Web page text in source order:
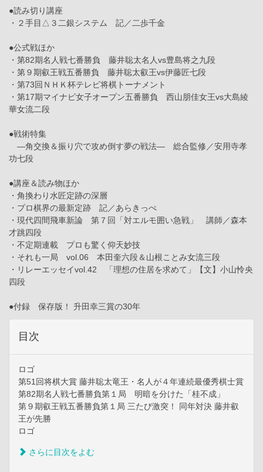
●読み切り講座
・２手目△３二銀システム 記／二歩千金
●公式戦ほか
・第82期名人戦七番勝負 藤井聡太名人vs豊島将之九段
・第９期叡王戦五番勝負 藤井聡太叡王vs伊藤匠七段
・第73回ＮＨＫ杯テレビ将棋トーナメント
・第17期マイナビ女子オープン五番勝負 西山朋佳女王vs大島綾
華女流二段
●戦術特集
―角交換＆振り穴で攻め倒す夢の戦法― 総合監修／安用寺孝
功七段
●講座＆読み物ほか
・角換わり水匠定跡の深層
・プロ棋界の最新定跡 記／あらきっぺ
・現代四間飛車新論 第７回「対エルモ囲い急戦」 講師／森本
才跳四段
・不定期連載 プロも驚く仰天妙技
・それも一局 vol.06 本田奎六段＆山根ことみ女流三段
・リレーエッセイvol.42 「理想の住居を求めて」【文】小山怜央
四段
●付録 保存版！ 升田幸三賞の30年
目次
ロゴ
第51回将棋大賞 藤井聡太竜王・名人が４年連続最優秀棋士賞
第82期名人戦七番勝負第１局 明暗を分けた「桂不成」
第９期叡王戦五番勝負第１局 三たび激突！ 同年対決 藤井叡
王が先勝
ロゴ
さらに目次をよむ